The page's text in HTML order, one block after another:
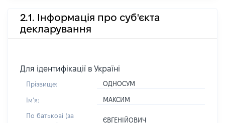
2.1. Інформація про суб'єкта
декларування
Для ідентифікації в Україні
Прізвище: ОДНОСУМ
Імʼя: МАКСИМ
По батькові (за
ЄВГЕНІЙОВИЧ